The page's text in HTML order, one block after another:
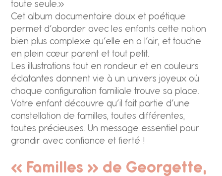
toute seule.»
Cet album documentaire doux et poétique
permet d’aborder avec les enfants cette notion
bien plus complexe qu’elle en a l’air, et touche
en plein cœur parent et tout petit.
Les illustrations tout en rondeur et en couleurs
éclatantes donnent vie à un univers joyeux où
chaque configuration familiale trouve sa place.
Votre enfant découvre qu’il fait partie d’une
constellation de familles, toutes différentes,
toutes précieuses. Un message essentiel pour
grandir avec confiance et fierté !
« Familles » de Georgette,